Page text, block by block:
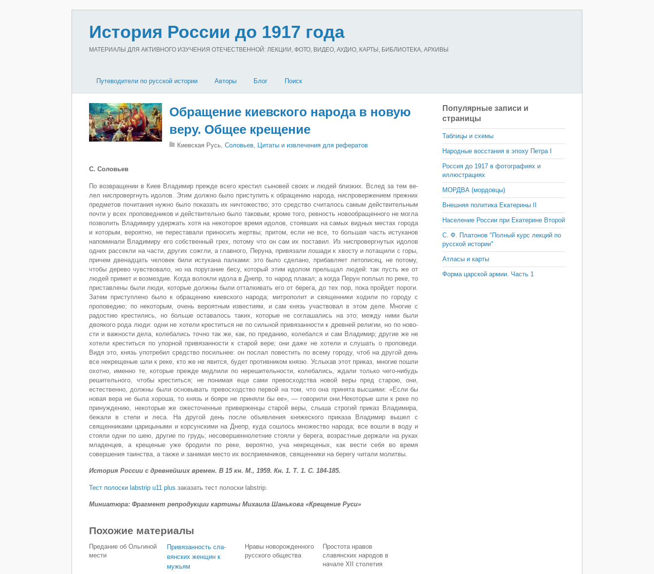
История России до 1917 года
МАТЕРИАЛЫ ДЛЯ АКТИВНОГО ИЗУЧЕНИЯ ОТЕЧЕСТВЕННОЙ: ЛЕКЦИИ, ФОТО, ВИДЕО, АУДИО, КАРТЫ, БИБЛИОТЕКА, АРХИВЫ
Путеводители по русской истории Авторы Блог Поиск
Обращение киевского народа в новую
веру. Общее крещение
Киевская Русь, Соловьев, Цитаты и извлечения для рефератов
С. Соловьев
По возвращении в Киев Владимир прежде всего кре­стил сыновей своих и людей близких. Вслед за тем ве­
лел ниспровергнуть идолов. Этим должно было присту­пить к обращению народа, ниспровержением прежних
предметов почитания нужно было показать их ничтоже­ство; это средство считалось самым действительным
поч­ти у всех проповедников и действительно было таковым; кроме того, ревность новообращенного не могла
позво­лить Владимиру удержать хотя на некоторое время идо­лов, стоявших на самых видных местах города
и кото­рым, вероятно, не переставали приносить жертвы; при­том, если не все, то большая часть истуканов
напомина­ли Владимиру его собственный грех, потому что он сам их поставил. Из ниспровергнутых идолов
одних рассекли на части, других сожгли, а главного, Перуна, привязали лошади к хвосту и потащили с горы,
причем двенадцать человек били истукана палками: это было сделано, при­бавляет летописец, не потому,
чтобы дерево чувствова­ло, но на поругание бесу, который этим идолом прель­щал людей: так пусть же от
людей примет и возмездие. Когда волокли идола в Днепр, то народ плакал; а когда Перун поплыл по реке, то
приставлены были люди, кото­рые должны были отталкивать его от берега, до тех пор, пока пройдет пороги.
Затем приступлено было к обраще­нию киевского народа; митрополит и священники ходили по городу с
проповедию; по некоторым, очень вероят­ным известиям, и сам князь участвовал в этом деле. Многие с
радостию крестились, но больше оставалось таких, которые не соглашались на это; между ними были
двоякого рода люди: одни не хотели креститься не по сильной привязанности к древней религии, но по ново­
сти и важности дела, колебались точно так же, как, по преданию, колебался и сам Владимир; другие же не
хо­тели креститься по упорной привязанности к старой ве­ре; они даже не хотели и слушать о проповеди.
Видя это, князь употребил средство посильнее: он послал пове­стить по всему городу, чтоб на другой день
все некреще­ные шли к реке, кто же не явится, будет противником князю. Услыхав этот приказ, многие пошли
охотно, именно те, которые прежде медлили по нерешительно­сти, колебались, ждали только чего-нибудь
решительно­го, чтобы креститься; не понимая еще сами превосходст­ва новой веры пред старою, они,
естественно, должны были основывать превосходство первой на том, что она принята высшими: «Если бы
новая вера не была хороша, то князь и бояре не приняли бы ее», — говорили они.Некоторые шли к реке по
принуждению, некоторые же ожесточенные приверженцы старой веры, слыша стро­гий приказ Владимира,
бежали в степи и леса. На другой день после объявления княжеского приказа Владимир вышел с
священниками царицыными и корсунскими на Днепр, куда сошлось множество народа; все вошли в воду и
стояли одни по шею, другие по грудь; несовер­шеннолетние стояли у берега, возрастные держали на руках
младенцев, а крещеные уже бродили по реке, вероятно, уча некрещеных, как вести себя во время
совершения таинства, а также и занимая место их восп­риемников, священники на берегу читали молитвы.
История России с древнейших времен. В 15 кн. М., 1959. Кн. 1. Т. 1. С. 184-185.
Тест полоски labstrip u11 plus заказать тест полоски labstrip.
Миниатюра: Фрагмент репродукции картины Михаила Шанькова «Крещение Руси»
Похожие материалы
Предание об Ольгиной
мести
Привязанность сла­
вянских женщин к
мужьям
Нравы но­ворожденного
русского общества
Простота нравов
славянских народов в
начале XII столетия
Популярные записи и
страницы
Таблицы и схемы
Народные восстания в эпоху Петра I
Россия до 1917 в фотографиях и
иллюстрациях
МОРДВА (мордовцы)
Внешняя политика Екатерины II
Население России при Екатерине Второй
С. Ф. Платонов "Полный курс лекций по
русской истории"
Атласы и карты
Форма царской армии. Часть 1